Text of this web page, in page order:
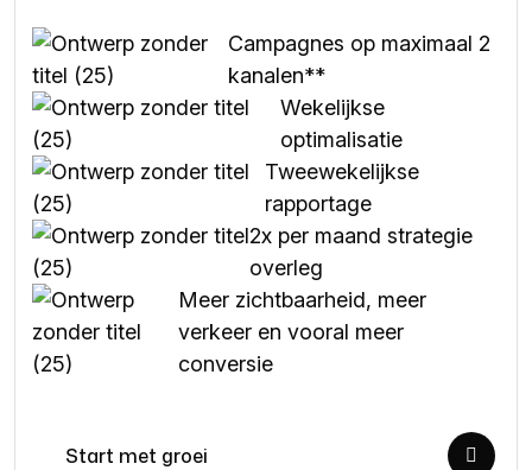
Campagnes op maximaal 2
kanalen**
Wekelijkse
optimalisatie
Tweewekelijkse
rapportage
2x per maand strategie
overleg
Meer zichtbaarheid, meer
verkeer en vooral meer
conversie
Start met groei